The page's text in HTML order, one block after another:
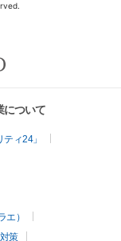
について
ィ24」
エ）
策